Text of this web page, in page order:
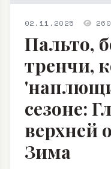
02.11.2025
Пальто,
тренчи,
сезоне:
верхней
Зима